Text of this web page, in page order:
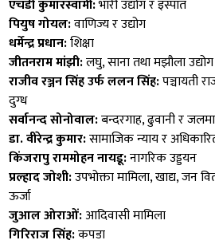
एचडी कुमारस्वामी:भारी उद्योग र इस्पात
पियुष गोयल:वाणिज्य र उद्योग
धर्मेन्द्र प्रधान:शिक्षा
जीतनराम मांझी:लघु, साना तथा मझौला
राजीव रञ्जन सिंह उर्फ ललन सिंह:पञ्चायती
दुग्ध
सर्वानन्द सोनोवाल:बन्दरगाह, ढुवानी र
डा. वीरेन्द्र कुमार:सामाजिक न्याय र
किंजरापु राममोहन नायडू:नागरिक उड्डयन
प्रल्हाद जोशी:उपभोक्ता मामिला, खाद्य, जन
ऊर्जा
जुआल ओराओं:आदिवासी मामिला
गिरिराज सिंह:कपडा